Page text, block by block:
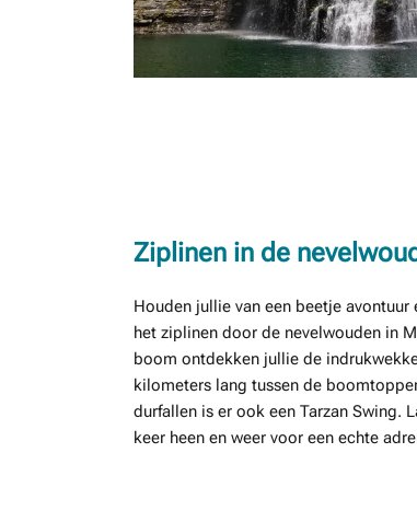
Ziplinen in de
Houden jullie van een beetje
het ziplinen door de nevelwouden in
boom ontdekken jullie de
kilometers lang tussen de
durfallen is er ook een Tarzan Swing.
keer heen en weer voor een echte